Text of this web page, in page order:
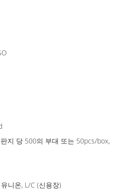
지 당 500의 부대 또는 50pcs/box,
니온, L/C (신용장)